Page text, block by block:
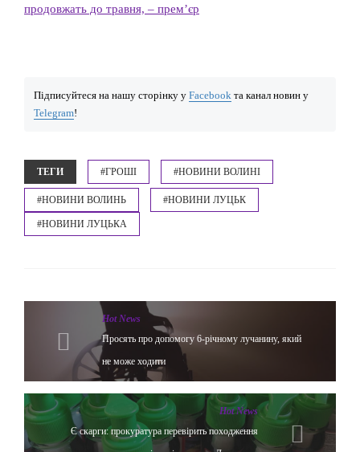
продовжать до травня, – прем’єр
Підписуйтеся на нашу сторінку у Facebook та канал новин у
Telegram!
ТЕГИ #ГРОШІ #НОВИНИ ВОЛИНІ
#НОВИНИ ВОЛИНЬ #НОВИНИ ЛУЦЬК
#НОВИНИ ЛУЦЬКА
Hot News
Просять про допомогу 6-річному лучанину, який
не може ходити
Hot News
Є скарги: прокуратура перевірить походження